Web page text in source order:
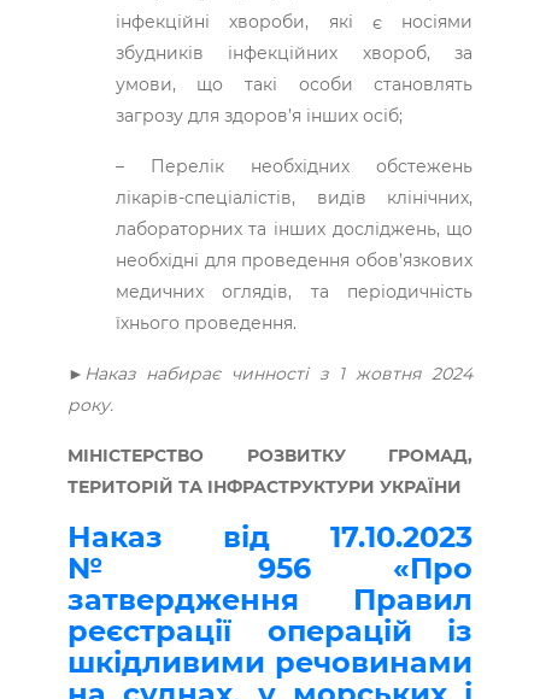
інфекційні хвороби, які є носіями
збудників інфекційних хвороб, за
умови, що такі особи становлять
загрозу для здоров’я інших осіб;
– Перелік необхідних обстежень
лікарів-спеціалістів, видів клінічних,
лабораторних та інших досліджень, що
необхідні для проведення обов’язкових
медичних оглядів, та періодичність
їхнього проведення.
►Наказ набирає чинності з 1 жовтня 2024
року.
МІНІСТЕРСТВО РОЗВИТКУ ГРОМАД,
ТЕРИТОРІЙ ТА ІНФРАСТРУКТУРИ УКРАЇНИ
Наказ від 17.10.2023
№ 956 «Про
затвердження Правил
реєстрації операцій із
шкідливими речовинами